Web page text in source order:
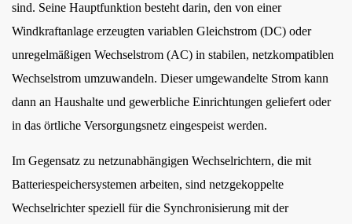
Wechselrichter?
2
Wie
funktioniert
in
einem
Windkraftsystem?
sind. Seine Hauptfunktion besteht darin, den von einer
Windkraftanlage erzeugten variablen Gleichstrom (DC) oder
unregelmäßigen Wechselstrom (AC) in stabilen, netzkompatiblen
Wechselstrom umzuwandeln. Dieser umgewandelte Strom kann
dann an Haushalte und gewerbliche Einrichtungen geliefert oder
in das örtliche Versorgungsnetz eingespeist werden.
Im Gegensatz zu netzunabhängigen Wechselrichtern, die mit
Batteriespeichersystemen arbeiten, sind netzgekoppelte
Wechselrichter speziell für die Synchronisierung mit der